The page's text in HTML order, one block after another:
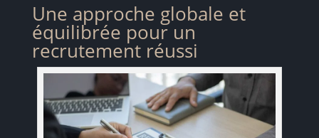
Une approche globale et
équilibrée pour un
recrutement réussi